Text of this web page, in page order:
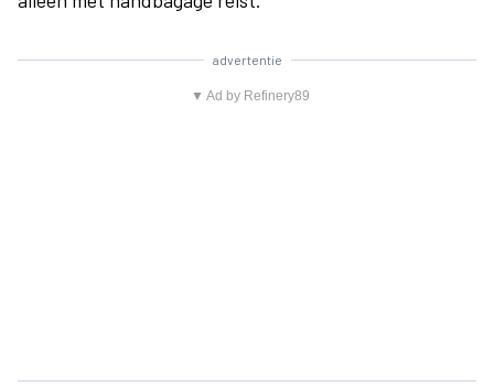
advertentie
▼ Ad by Refinery89